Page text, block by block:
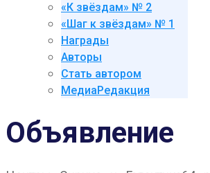
«К звёздам» № 2
«Шаг к звёздам» № 1
Награды
Авторы
Стать автором
МедиаРедакция
Объявление